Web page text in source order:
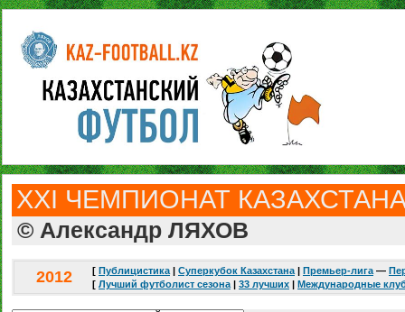
XXI ЧЕМПИОНАТ
© Александр ЛЯХОВ
2012 [ Публицистика | Суперкубок Казахстана | Премьер-лига —
[ Лучший футболист сезона | 33 лучших | Международные